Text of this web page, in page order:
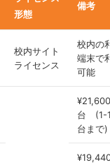
形態
備考
校内サイト
ライセンス
校内の
端末で
可能
台 (1-
台まで)